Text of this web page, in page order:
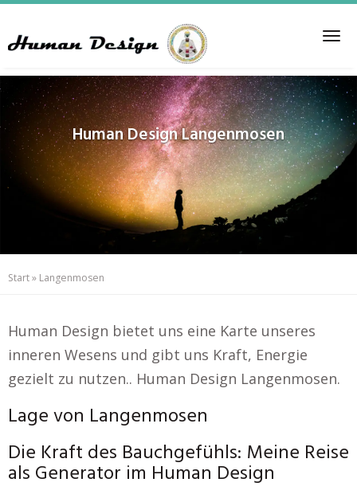
content
Human DesignLangenmosen
Start» Langenmosen
Human Design bietet uns eine Karte unseres
inneren Wesens und gibt uns Kraft, Energie
gezielt zu nutzen.. Human Design Langenmosen.
Lage von Langenmosen
Die Kraft des Bauchgefühls: Meine Reise
als Generator im Human Design